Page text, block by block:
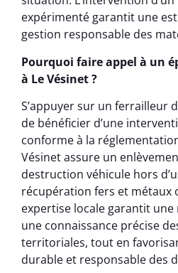
expérimenté garantit une
gestion responsable des
Pourquoi faire appel à un
à Le Vésinet ?
S’appuyer sur un ferrailleur
de bénéficier d’une
conforme à la
Vésinet assure un
destruction véhicule hors
récupération fers et métaux
expertise locale garantit
une connaissance précise
territoriales, tout en
durable et responsable des